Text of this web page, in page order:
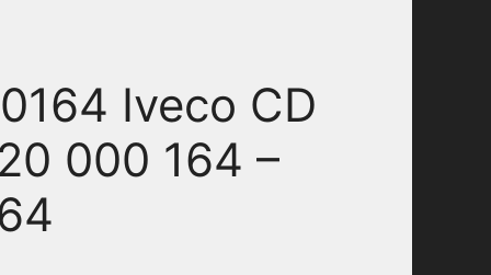
Iveco CD
000 164 –